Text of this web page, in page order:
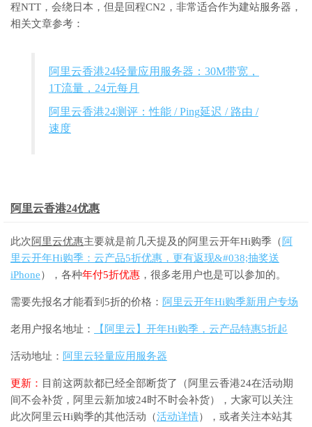
程NTT，会绕日本，但是回程CN2，非常适合作为建站服务器，
相关文章参考：
阿里云香港24轻量应用服务器：30M带宽，
1T流量，24元每月
阿里云香港24测评：性能 / Ping延迟 / 路由 /
速度
阿里云香港24优惠
此次阿里云优惠主要就是前几天提及的阿里云开年Hi购季（ 阿
里云开年Hi购季：云产品5折优惠，更有返现&#038;抽奖送
iPhone），各种年付5折优惠 ，很多老用户也是可以参加的。
需要先报名才能看到5折的价格： 阿里云开年Hi购季新用户专场
老用户报名地址： 【阿里云】开年Hi购季，云产品特惠5折起
活动地址： 阿里云轻量应用服务器
更新： 目前这两款都已经全部断货了（阿里云香港24在活动期
间不会补货，阿里云新加坡24时不时会补货），大家可以关注
此次阿里云Hi购季的其他活动（活动详情），或者关注本站其